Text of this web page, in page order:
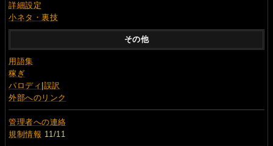
詳細設定
小ネタ・裏技
その他
用語集
稼ぎ
パロディ 誤訳
外部へのリンク
管理者への連絡
規制情報 11/11